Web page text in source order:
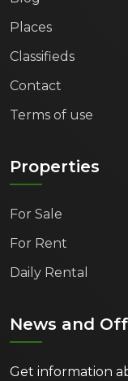
Places
Classifieds
Contact
Terms of use
Properties
For Sale
For Rent
Daily Rental
News and
Get information